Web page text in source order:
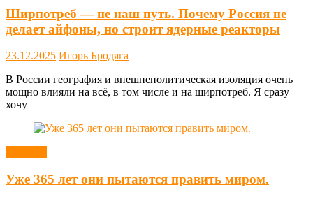
Ширпотреб — не наш путь. Почему Россия не
делает айфоны, но строит ядерные реакторы
23.12.2025 Игорь Бродяга
В России география и внешнеполитическая изоляция очень
мощно влияли на всё, в том числе и на ширпотреб. Я сразу
хочу
Уже 365 лет они пытаются править миром.